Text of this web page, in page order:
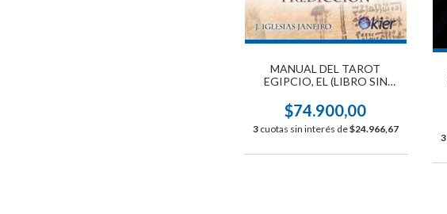
MANUAL DEL TAROT
EGIPCIO, EL (LIBRO SIN
$74.900,00
3 cuotas sin interés de$24.966,67
3